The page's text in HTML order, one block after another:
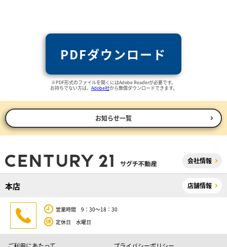
PDFダウンロード
※PDF形式のファイルを開くにはAdobe Readerが必要です。
お持ちでない方は、 Adobe社から無償ダウンロードできます。
お知らせ一覧
会社情報
本店 店舗情報
営業時間 9：30～18：30
定休日 水曜日